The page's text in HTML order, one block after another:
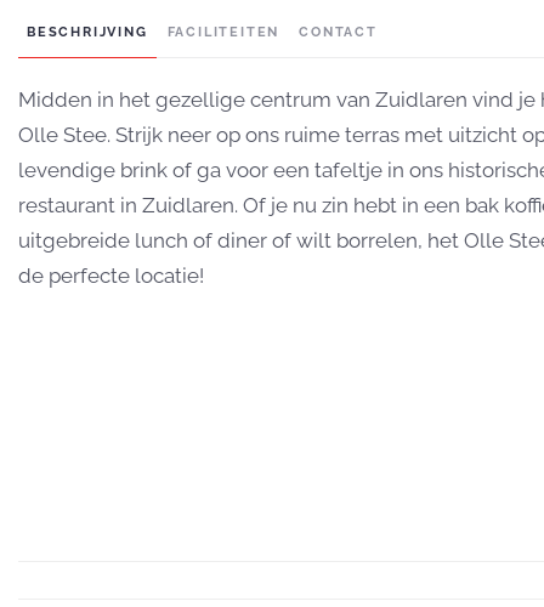
BESCHRIJVING FACILITEITEN CONTACT
Midden in het gezellige centrum van Zuidlaren vind je
Olle Stee. Strijk neer op ons ruime terras met uitzicht
levendige brink of ga voor een tafeltje in ons
restaurant in Zuidlaren. Of je nu zin hebt in een bak
uitgebreide lunch of diner of wilt borrelen, het Olle
de perfecte locatie!